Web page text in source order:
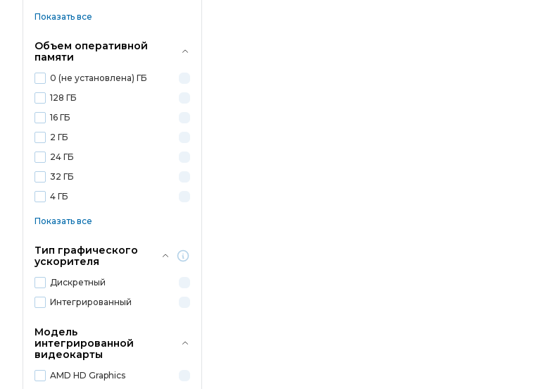
Показать все
Объем оперативной
памяти
0 (не установлена) ГБ
128 ГБ
16 ГБ
2 ГБ
24 ГБ
32 ГБ
4 ГБ
Показать все
Тип графического
ускорителя
Дискретный
Интегрированный
Модель
интегрированной
видеокарты
AMD HD Graphics